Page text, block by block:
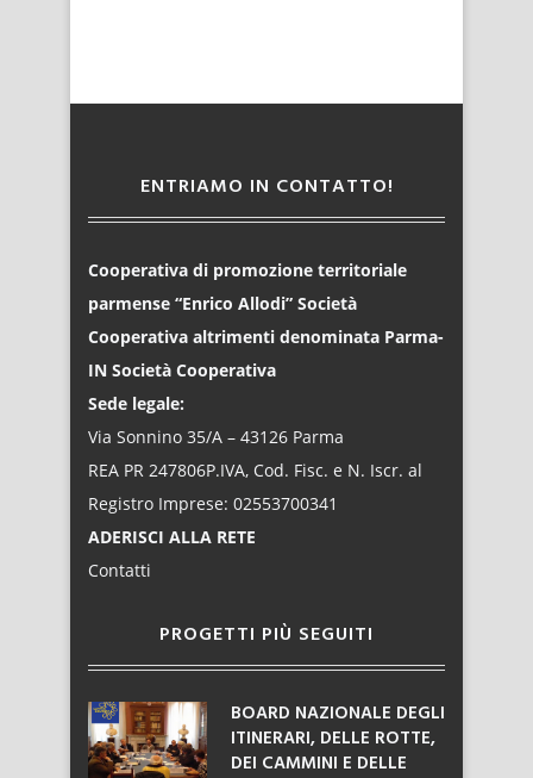
ENTRIAMO IN CONTATTO!
Cooperativa di promozione territoriale
parmense “Enrico Allodi” Società
Cooperativa altrimenti denominata Parma-
IN Società Cooperativa
Sede legale:
Via Sonnino 35/A – 43126 Parma
REA PR 247806P.IVA, Cod. Fisc. e N. Iscr. al
Registro Imprese: 02553700341
ADERISCI ALLA RETE
Contatti
PROGETTI PIÙ SEGUITI
BOARD NAZIONALE DEGLI
ITINERARI, DELLE ROTTE,
DEI CAMMINI E DELLE